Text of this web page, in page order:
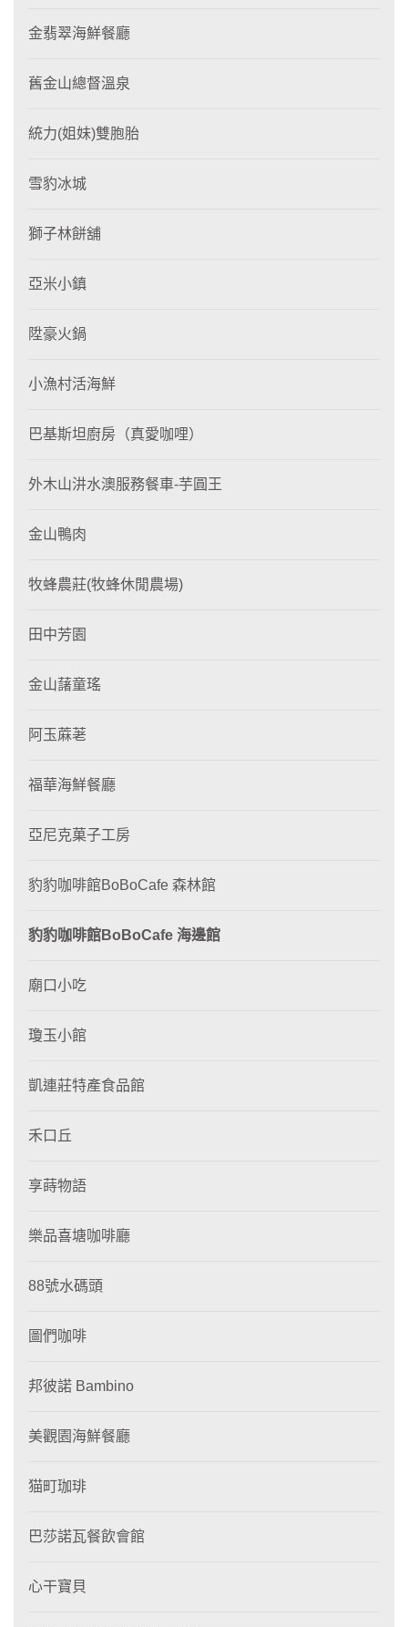
金翡翠海鮮餐廳
舊金山總督溫泉
統力(姐妹)雙胞胎
雪豹冰城
獅子林餅舖
亞米小鎮
陞豪火鍋
小漁村活海鮮
巴基斯坦廚房（真愛咖哩）
外木山汫水澳服務餐車-芋圓王
金山鴨肉
牧蜂農莊(牧蜂休閒農場)
田中芳園
金山藷童瑤
阿玉蔴荖
福華海鮮餐廳
亞尼克菓子工房
豹豹咖啡館BoBoCafe 森林館
豹豹咖啡館BoBoCafe 海邊館
廟口小吃
瓊玉小館
凱連莊特產食品館
禾口丘
享蒔物語
樂品喜塘咖啡廳
88號水碼頭
圖們咖啡
邦彼諾 Bambino
美觀園海鮮餐廳
猫町珈琲
巴莎諾瓦餐飲會館
心干寶貝